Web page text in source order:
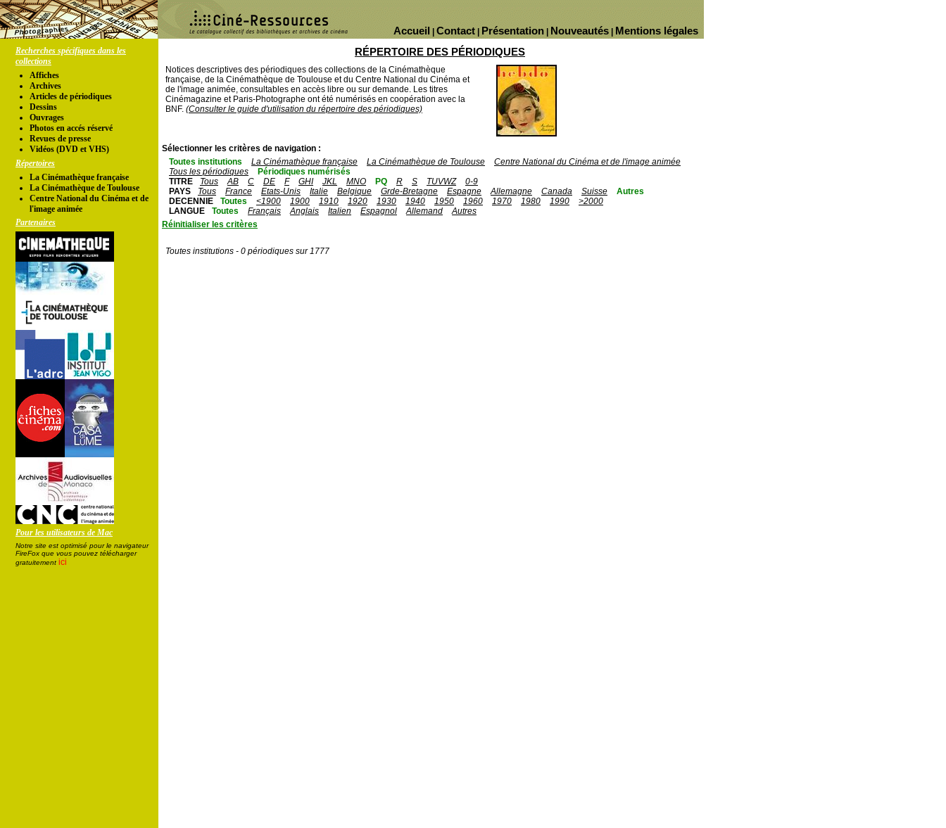
Mentions légales
Nouveautés
Présentation
Contact
Accueil
Recherches spécifiques dans les
collections
Affiches
Archives
Articles de périodiques
Dessins
Ouvrages
Photos en accés réservé
Revues de presse
Vidéos (DVD et VHS)
Répertoires
La Cinémathèque française
La Cinémathèque de Toulouse
Centre National du Cinéma et de
l'image animée
Partenaires
Pour les utilisateurs de Mac
Notre site est optimisé pour le navigateur
FireFox que vous pouvez télécharger
gratuitement ici
RÉPERTOIRE DES PÉRIODIQUES
Notices descriptives des périodiques des collections de la Cinémathèque
française, de la Cinémathèque de Toulouse et du Centre National du Cinéma et
de l'image animée, consultables en accès libre ou sur demande. Les titres
Cinémagazine et Paris-Photographe ont été numérisés en coopération avec la
BNF. (Consulter le guide d'utilisation du répertoire des périodiques)
Sélectionner les critères de navigation :
Toutes institutions
La Cinémathèque française La Cinémathèque de Toulouse
Centre National du Cinéma et de l'image animée
Tous les périodiques
Périodiques numérisés
TITRE
Tous AB C DE F GHI JKL MNO PQ R S TUVWZ
0-9
PAYS
Tous France Etats-Unis Italie Belgique Grde-Bretagne Espagne Allemagne Canada Suisse
Autres
DECENNIE
Toutes <1900 1900 1910 1920 1930 1940 1950 1960 1970 1980 1990
>2000
LANGUE
Toutes Français Anglais Italien Espagnol Allemand
Autres
Réinitialiser les critères
Toutes institutions - 0 périodiques sur 1777